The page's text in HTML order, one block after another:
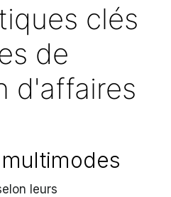
clés
de
d'affaires
leurs